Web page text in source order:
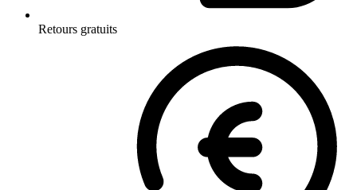
Retours gratuits